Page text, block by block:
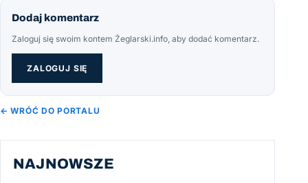
Dodaj komentarz
Zaloguj się swoim kontem Żeglarski.info, aby dodać komentarz.
ZALOGUJ SIĘ
← WRÓĆ DO PORTALU
NAJNOWSZE